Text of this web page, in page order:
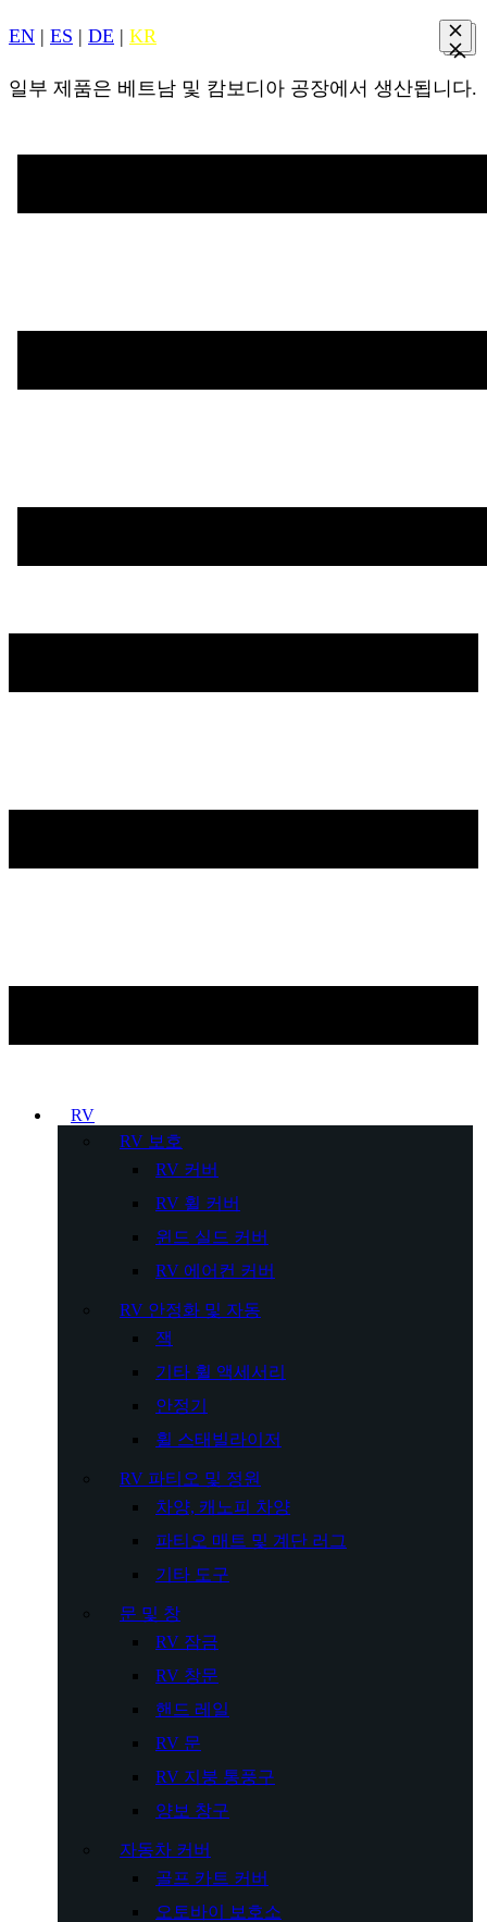
EN | ES | DE | KR
일부 제품은 베트남 및 캄보디아 공장에서 생산됩니다.
RV
RV 보호
RV 커버
RV 휠 커버
윈드 실드 커버
RV 에어컨 커버
RV 안정화 및 자동
잭
기타 휠 액세서리
안정기
휠 스태빌라이저
RV 파티오 및 정원
차양, 캐노피 차양
파티오 매트 및 계단 러그
기타 도구
문 및 창
RV 잠금
RV 창문
핸드 레일
RV 문
RV 지붕 통풍구
양보 창구
자동차 커버
골프 카트 커버
오토바이 보호소